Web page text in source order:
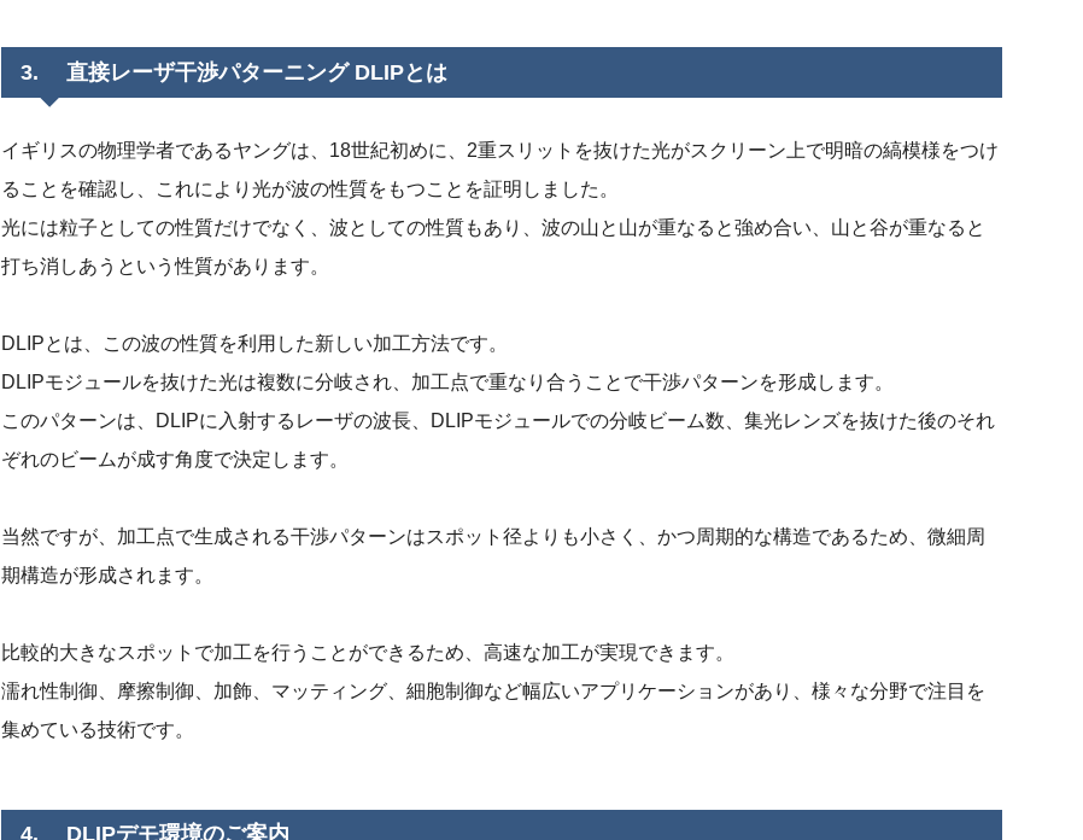
3. 直接レーザ干渉パターニング DLIPとは
イギリスの物理学者であるヤングは、18世紀初めに、2重スリットを抜けた光がスクリーン上で明暗の縞模様をつけ
ることを確認し、これにより光が波の性質をもつことを証明しました。
光には粒子としての性質だけでなく、波としての性質もあり、波の山と山が重なると強め合い、山と谷が重なると
打ち消しあうという性質があります。
DLIPとは、この波の性質を利用した新しい加工方法です。
DLIPモジュールを抜けた光は複数に分岐され、加工点で重なり合うことで干渉パターンを形成します。
このパターンは、DLIPに入射するレーザの波長、DLIPモジュールでの分岐ビーム数、集光レンズを抜けた後のそれ
ぞれのビームが成す角度で決定します。
当然ですが、加工点で生成される干渉パターンはスポット径よりも小さく、かつ周期的な構造であるため、微細周
期構造が形成されます。
比較的大きなスポットで加工を行うことができるため、高速な加工が実現できます。
濡れ性制御、摩擦制御、加飾、マッティング、細胞制御など幅広いアプリケーションがあり、様々な分野で注目を
集めている技術です。
4. DLIPデモ環境のご案内